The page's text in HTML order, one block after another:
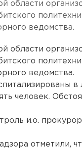
области
ведомства.
области
ведомства.
человек.
и.о.
отметили,